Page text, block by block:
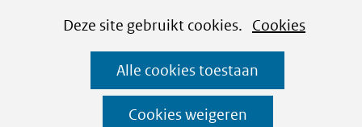
CookiesDeze site gebruikt cookies. Cookies
Alle cookies toestaan
Cookies weigeren
Ga
naar
de
inhoud